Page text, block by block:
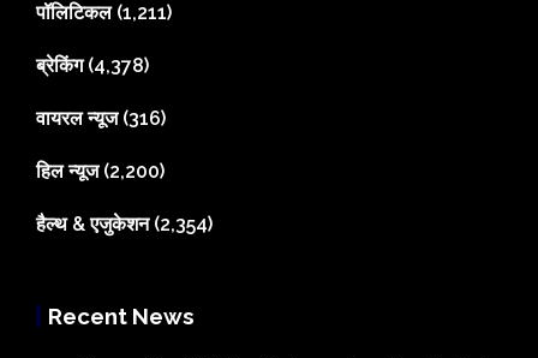
पॉलिटिकल(1,211)
ब्रेकिंग(4,378)
वायरल न्यूज(316)
हिल न्यूज(2,200)
हैल्थ & एजुकेशन(2,354)
Recent News